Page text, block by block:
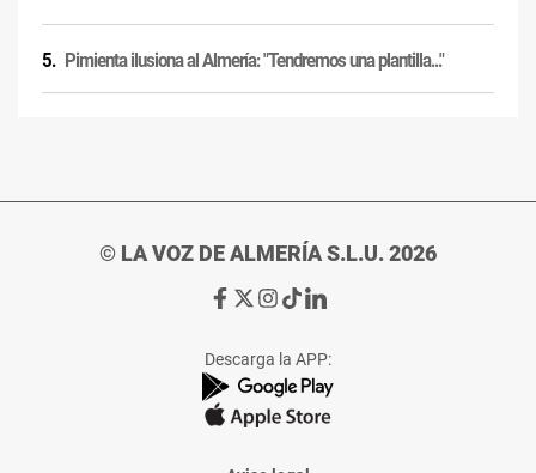
Pimienta ilusiona al Almería: "Tendremos una plantilla..."
© LA VOZ DE ALMERÍA S.L.U. 2026
Ir
de
La
Voz
Almería
Ir
de
La
Voz
Almería
Ir
de
La
Voz
Almería
Ir
de
La
Voz
Almería
Ir
de
La
Voz
Descarga la APP: